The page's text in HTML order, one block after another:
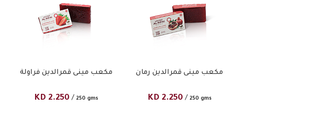
مكعب مينى قمرالدين فراولة
KD 2.250 / 250 gms
مكعب مينى قمرالدين رمان
KD 2.250 / 250 gms